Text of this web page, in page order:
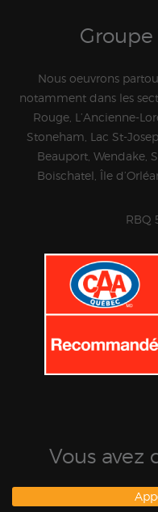
Groupe
Nous oeuvrons
notamment dans les
Rouge, L’Ancienne-
Stoneham, Lac St-
Beauport, Wendake,
Boischatel, Île
RBQ
Vous avez